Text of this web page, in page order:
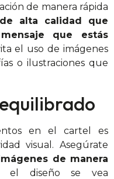
de manera rápida
alta calidad que
que estás
el uso de imágenes
o ilustraciones que
en el cartel es
visual. Asegúrate
de manera
el diseño se vea